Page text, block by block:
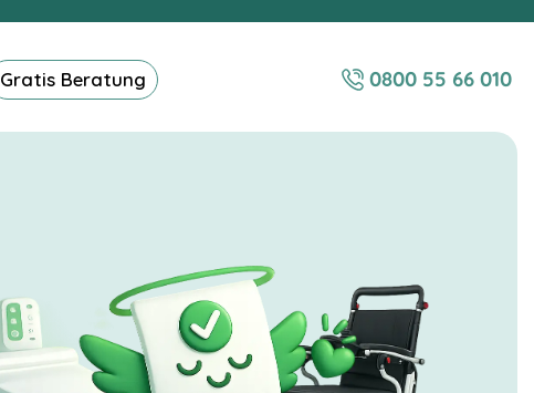
Gratis Beratung 0800 55 66 010